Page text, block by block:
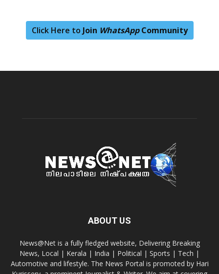
Click Here to Join WhatsAppCommunity
ABOUT US
News@Net is a fully fledged website, Delivering Breaking
News, Local | Kerala | India | Political | Sports | Tech |
Automotive and lifestyle. The News Portal is promoted by Hari